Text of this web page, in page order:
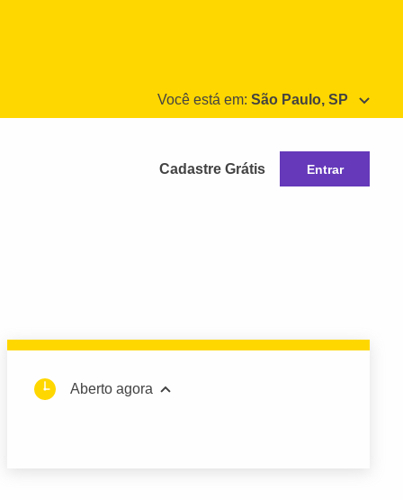
Você está em: São Paulo, SP
Cadastre Grátis Entrar
Aberto agora